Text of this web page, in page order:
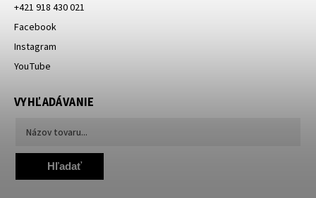
+421 918 430 021
Facebook
Instagram
YouTube
VYHĽADÁVANIE
Hľadať